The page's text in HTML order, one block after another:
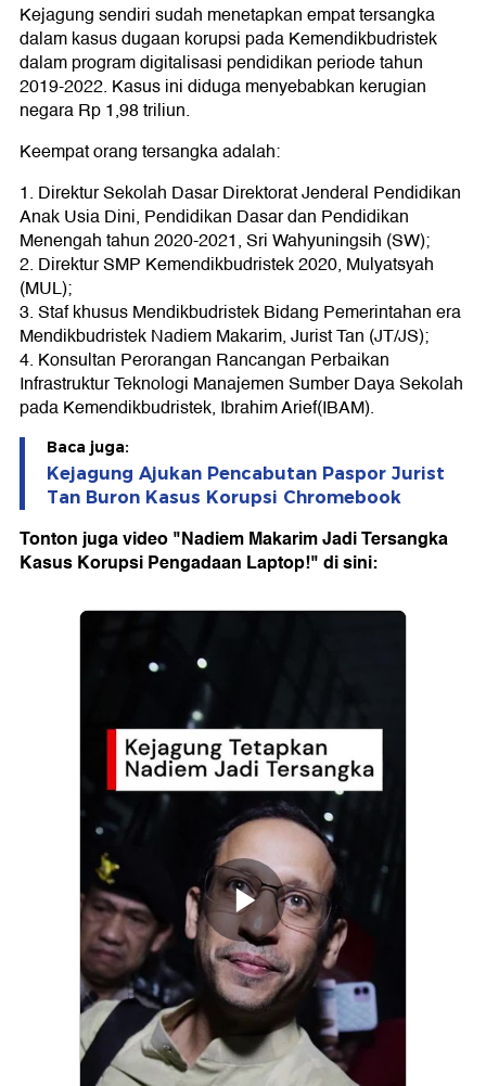
Kejagung sendiri sudah menetapkan empat tersangka
dalam kasus dugaan korupsi pada Kemendikbudristek
dalam program digitalisasi pendidikan periode tahun
2019-2022. Kasus ini diduga menyebabkan kerugian
negara Rp 1,98 triliun.
Keempat orang tersangka adalah:
1. Direktur Sekolah Dasar Direktorat Jenderal Pendidikan
Anak Usia Dini, Pendidikan Dasar dan Pendidikan
Menengah tahun 2020-2021, Sri Wahyuningsih (SW);
2. Direktur SMP Kemendikbudristek 2020, Mulyatsyah
(MUL);
3. Staf khusus Mendikbudristek Bidang Pemerintahan era
Mendikbudristek Nadiem Makarim, Jurist Tan (JT/JS);
4. Konsultan Perorangan Rancangan Perbaikan
Infrastruktur Teknologi Manajemen Sumber Daya Sekolah
pada Kemendikbudristek, Ibrahim Arief(IBAM).
Baca juga:
Kejagung Ajukan Pencabutan Paspor Jurist
Tan Buron Kasus Korupsi Chromebook
Tonton juga video "Nadiem Makarim Jadi Tersangka
Kasus Korupsi Pengadaan Laptop!" di sini: